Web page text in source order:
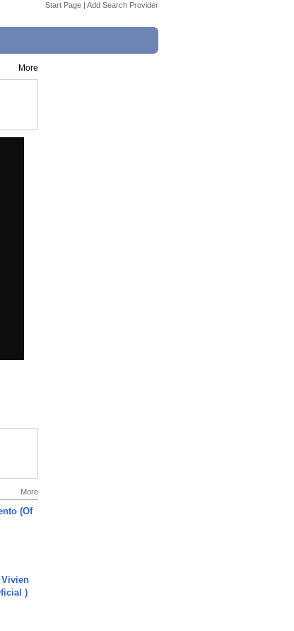
Start Page | Add Search Provider
More
More
(Of
Vivien
)